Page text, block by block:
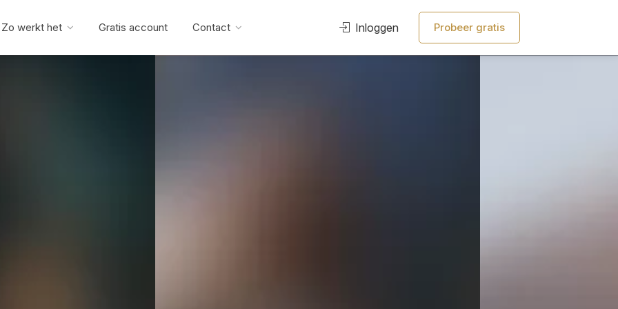
Zo werkt het Gratis account Contact Inloggen Probeer gratis